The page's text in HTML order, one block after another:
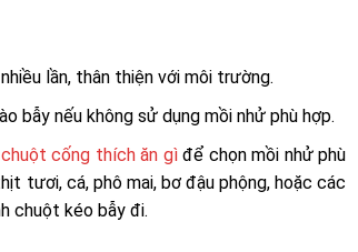
lần, thân thiện với môi trường.
bẫy nếu không sử dụng mồi nhử phù hợp.
chuột cống thích ăn gìđể chọn mồi nhử phù
tươi, cá, phô mai, bơ đậu phộng, hoặc các
chuột kéo bẫy đi.